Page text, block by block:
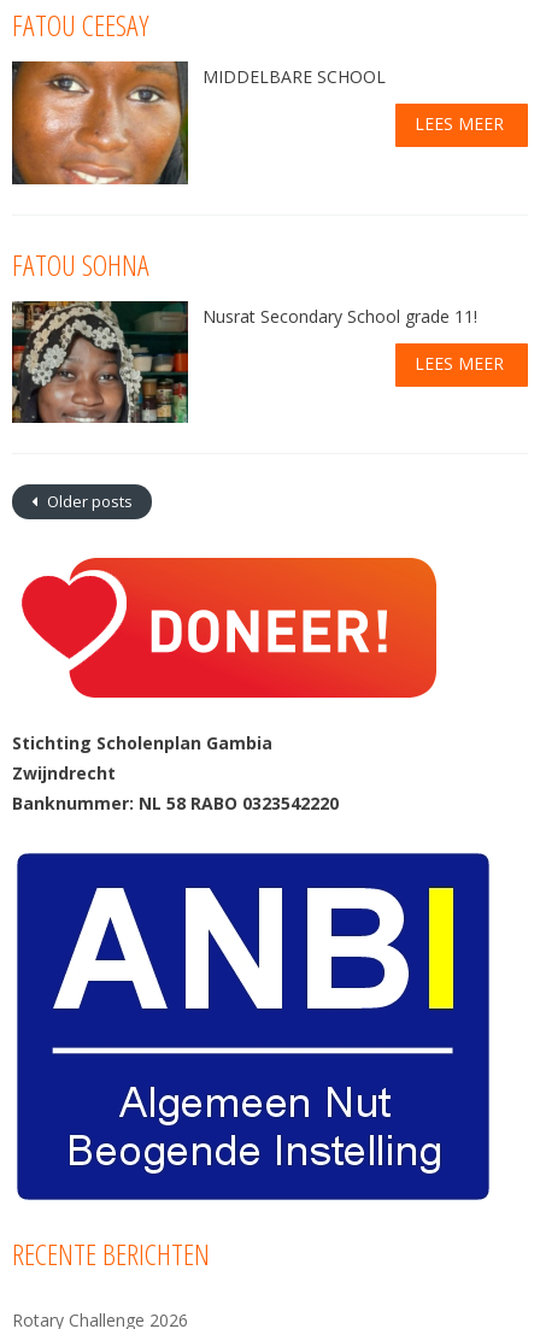
FATOU CEESAY
MIDDELBARE SCHOOL
LEES MEER
FATOU SOHNA
Nusrat Secondary School grade 11!
LEES MEER
Older posts
Stichting Scholenplan Gambia
Zwijndrecht
Banknummer: NL 58 RABO 0323542220
RECENTE BERICHTEN
Rotary Challenge 2026